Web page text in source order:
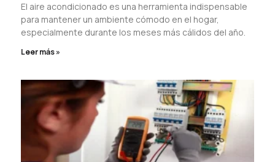
El aire acondicionado es una herramienta indispensable
para mantener un ambiente cómodo en el hogar,
especialmente durante los meses más cálidos del año.
Leer más »